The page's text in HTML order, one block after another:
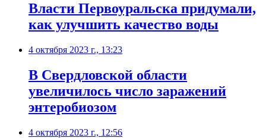
Власти Первоуральска придумали,
как улучшить качество воды
4 октября 2023 г., 13:23
В Свердловской области
увеличилось число заражений
энтеробиозом
4 октября 2023 г., 12:56